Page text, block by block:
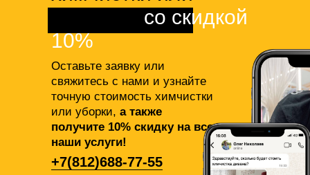
Оставьте заявку или
свяжитесь с нами и узнайте
точную стоимость химчистки
или уборки, а также
получите 10% скидку на все
наши услуги!
со скидкой
10%
+7(812)688-77-55